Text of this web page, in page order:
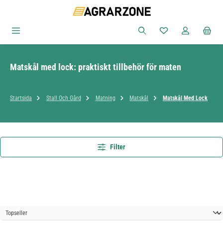
Du har 0 objekt i
Matskål med lock: praktiskt tillbehör för maten
Startsida Stall Och Gård Matning Matskål Matskål Med Lock
Filter